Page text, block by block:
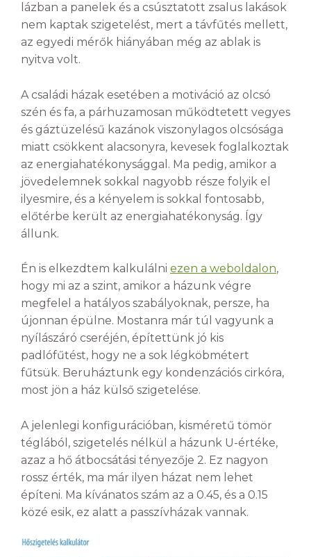
lázban a panelek és a csúsztatott zsalus lakások
nem kaptak szigetelést, mert a távfűtés mellett,
az egyedi mérők hiányában még az ablak is
nyitva volt.
A családi házak esetében a motiváció az olcsó
szén és fa, a párhuzamosan működtetett vegyes
és gáztüzelésű kazánok viszonylagos olcsósága
miatt csökkent alacsonyra, kevesek foglalkoztak
az energiahatékonysággal. Ma pedig, amikor a
jövedelemnek sokkal nagyobb része folyik el
ilyesmire, és a kényelem is sokkal fontosabb,
előtérbe került az energiahatékonyság. Így
állunk.
Én is elkezdtem kalkulálni ezen a weboldalon,
hogy mi az a szint, amikor a házunk végre
megfelel a hatályos szabályoknak, persze, ha
újonnan épülne. Mostanra már túl vagyunk a
nyílászáró cseréjén, építettünk jó kis
padlófűtést, hogy ne a sok légköbmétert
fűtsük. Beruháztunk egy kondenzációs cirkóra,
most jön a ház külső szigetelése.
A jelenlegi konfigurációban, kisméretű tömör
téglából, szigetelés nélkül a házunk U-értéke,
azaz a hő átbocsátási tényezője 2. Ez nagyon
rossz érték, ma már ilyen házat nem lehet
építeni. Ma kívánatos szám az a 0.45, és a 0.15
közé esik, ez alatt a passzívházak vannak.